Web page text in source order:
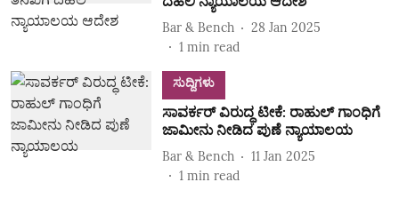
Bar & Bench
28 Jan 2025
1 min read
ಸುದ್ದಿಗಳು
ಸಾವರ್ಕರ್ ವಿರುದ್ಧ ಟೀಕೆ: ರಾಹುಲ್ ಗಾಂಧಿಗೆ
ಜಾಮೀನು ನೀಡಿದ ಪುಣೆ ನ್ಯಾಯಾಲಯ
Bar & Bench
11 Jan 2025
1 min read